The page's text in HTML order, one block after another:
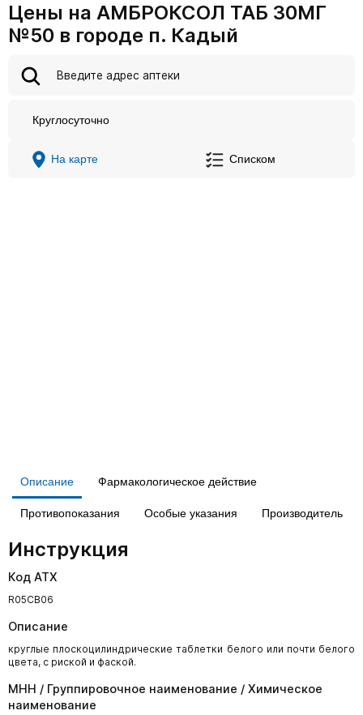
Цены на АМБРОКСОЛ ТАБ 30МГ
№50 в городе п. Кадый
Круглосуточно
На карте Списком
Описание Фармакологическое действие
Противопоказания Особые указания Производитель
Инструкция
Код АТХ
R05CB06
Описание
круглые плоскоцилиндрические таблетки белого или почти белого
цвета, с риской и фаской.
МНН / Группировочное наименование / Химическое
наименование